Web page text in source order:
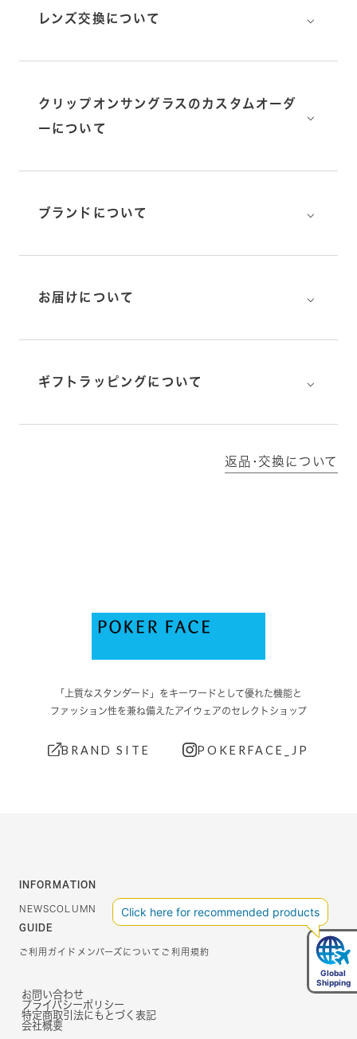
レンズ交換について ⌵
クリップオンサングラスのカスタムオーダ
ーについて
⌵
ブランドについて ⌵
お届けについて ⌵
ギフトラッピングについて ⌵
返品･交換について
「上質なスタンダード」をキーワードとして優れた機能と
ファッション性を兼ね備えたアイウェアのセレクトショップ
BRAND SITE POKERFACE_JP
INFORMATION
NEWSCOLUMN
GUIDE
ご利用ガイド メンバーズについて ご利用規約
お問い合わせ
プライバシーポリシー
特定商取引法にもとづく表記
会社概要